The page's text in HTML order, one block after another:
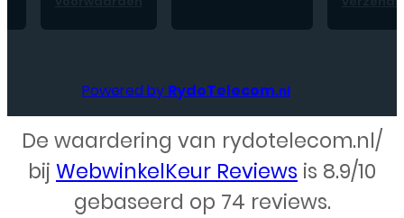
Webdesign – Rydo Telecom
Powered by RydoTelecom.nl
De waardering van rydotelecom.nl/
bij WebwinkelKeur Reviews is 8.9/10
gebaseerd op 74 reviews.